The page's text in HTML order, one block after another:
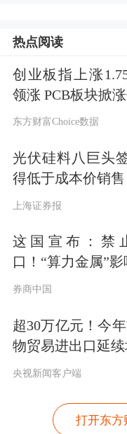
分析人士：能
风险
特朗普暗示美
七国集团准备
支持供应
宏观产经
财联社：十四
热点阅读
创业板指上涨
领涨 PCB板块掀
东方财富Choice数据
光伏硅料八巨头
得低于成本价销售
上海证券报
这国宣布：禁
口！“算力金属”影
券商中国
超30万亿元！今
物贸易进出口延
央视新闻客户端
打开东方